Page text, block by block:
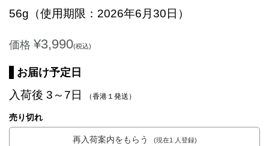
56g（使用期限：2026年6月30日）
価格 ¥3,990(税込)
お届け予定日
入荷後 3～7日 （香港１発送）
売り切れ
再入荷案内をもらう (現在1 人登録)